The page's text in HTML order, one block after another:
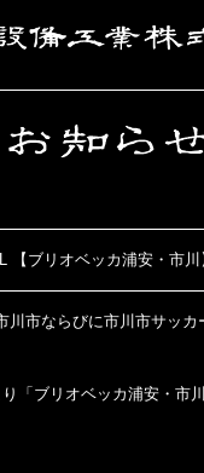
【ブリオベッカ浦安・市川
市ならびに市川市サッカ
「ブリオベッカ浦安・市